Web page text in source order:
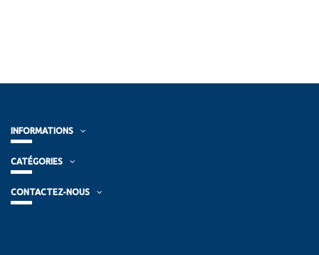
INFORMATIONS
CATÉGORIES
CONTACTEZ-NOUS